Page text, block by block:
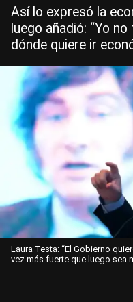
Así lo expresó la
luego añadió: “Yo
dónde quiere ir
Laura Testa: “El Gobierno
vez más fuerte que luego sea